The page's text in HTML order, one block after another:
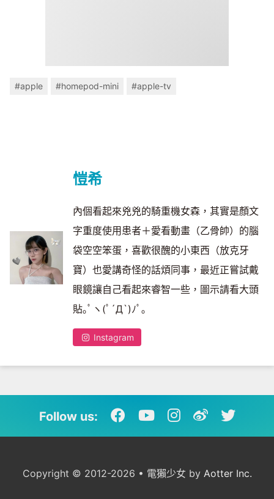
#apple #homepod-mini #apple-tv
愷希
內個看起來兇兇的騎重機女森，其實是顏文
字重度使用患者＋愛看動畫（乙骨帥）的腦
袋空空笨蛋，喜歡很醜的小東西（放克牙
寶）也愛講奇怪的話煩同事，最近正嘗試戴
眼鏡讓自己看起來睿智一些，圖示請看大頭
貼｡ﾟヽ(ﾟ´Д`)ﾉﾟ｡
Instagram
Follow us:
Copyright © 2012-2026 • 電獺少女 by Aotter Inc.